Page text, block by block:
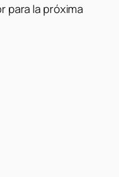
para la próxima